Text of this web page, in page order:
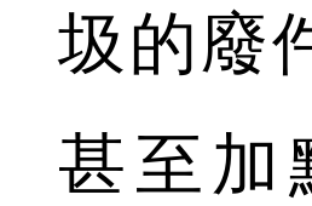
圾的廢
甚至加